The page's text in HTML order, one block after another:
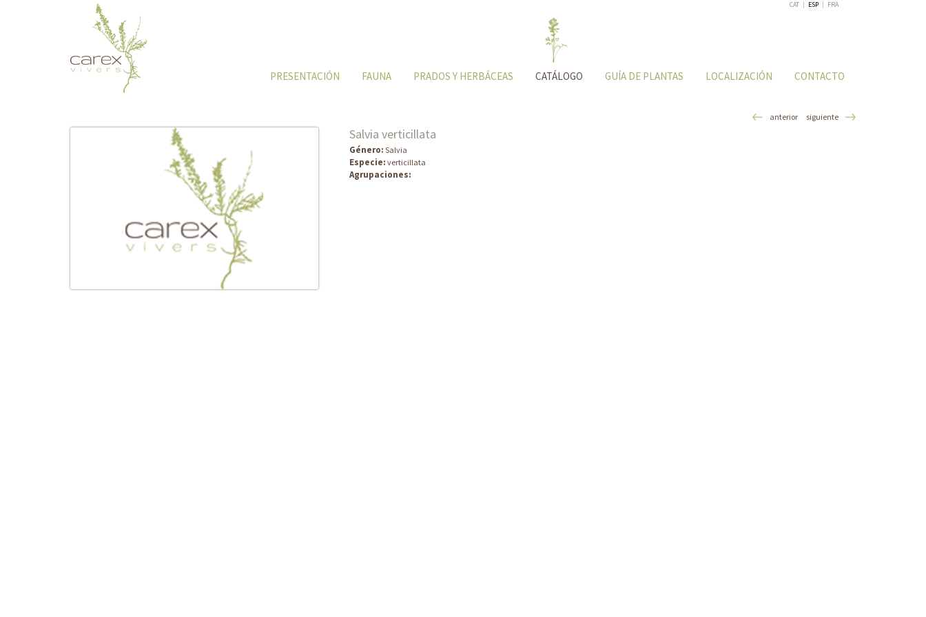
CAT | ESP | FRA
PRESENTACIÓN FAUNA PRADOS Y HERBÁCEAS CATÁLOGO GUÍA DE PLANTAS LOCALIZACIÓN CONTACTO
anterior siguiente
Salvia verticillata
Género: Salvia
Especie: verticillata
Agrupaciones: